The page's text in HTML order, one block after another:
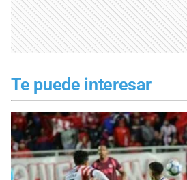
Te puede interesar